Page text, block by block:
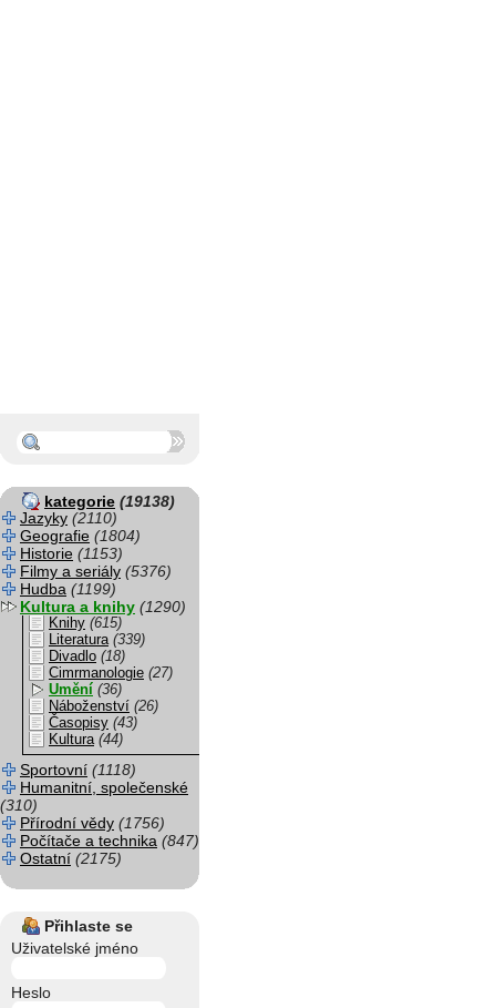
kategorie (19138)
Jazyky (2110)
Geografie (1804)
Historie (1153)
Filmy a seriály (5376)
Hudba (1199)
Kultura a knihy (1290)
Knihy (615)
Literatura (339)
Divadlo (18)
Cimrmanologie (27)
Umění (36)
Náboženství (26)
Časopisy (43)
Kultura (44)
Sportovní (1118)
Humanitní, společenské
(310)
Přírodní vědy (1756)
Počítače a technika (847)
Ostatní (2175)
Přihlaste se
Uživatelské jméno
Heslo